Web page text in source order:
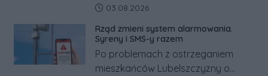
za granicą, gdzie bywa nawet
Co się dzieje?
Data dodania artykułu:
03.08.2026
Rząd zmieni system alarmowania.
Syreny i SMS-y razem
Po problemach z ostrzeganiem
mieszkańców Lubelszczyzny o